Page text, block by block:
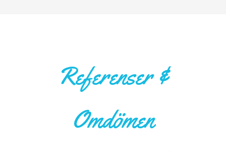
Referenser &
Omdömen